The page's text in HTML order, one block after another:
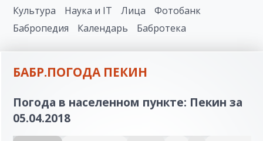
Культура
Наука и IT Лица
Фотобанк
Бабропедия
Календарь Бабротека
БАБР.ПОГОДА ПЕКИН
Погода в населенном пункте: Пекин за
05.04.2018